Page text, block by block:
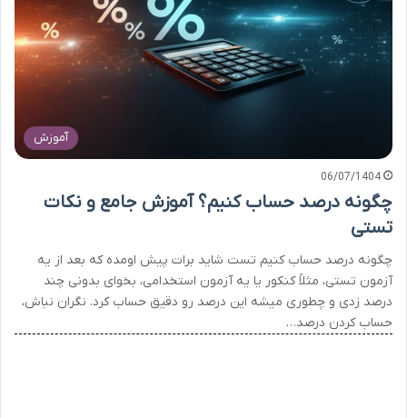
آموزش
06/07/1404
چگونه درصد حساب کنیم؟ آموزش جامع و نکات
تستی
چگونه درصد حساب کنیم تست شاید برات پیش اومده که بعد از یه
آزمون تستی، مثلاً کنکور یا یه آزمون استخدامی، بخوای بدونی چند
درصد زدی و چطوری میشه این درصد رو دقیق حساب کرد. نگران نباش،
حساب کردن درصد…